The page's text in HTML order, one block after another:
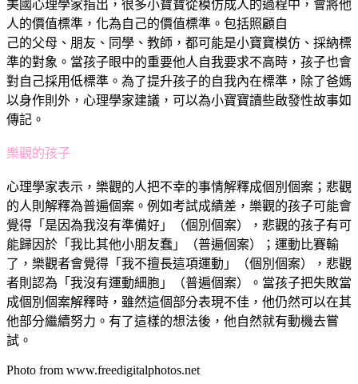
美國心理學家指出，很多小寶寶從模仿成人的過程中，會將他
人的價值標準，化為自己的價值標準。包括照顧自
己的父母、朋友、同學、教師，都可能是小寶寶模仿、採納標
準的對象。當孩子眼中的重要他人自我要求不高時，孩子也會
對自己採用低標準。為了提升孩子的自我內在標準，除了爸媽
以身作則外，心理學家建議，可以為小寶寶讀些啟發性故事如
傳記。
樂觀的孩子
心理學家表示，樂觀的人把不幸的事情解釋成個別個案；悲觀
的人則解釋為普遍個案。例如考試成績差，樂觀的孩子可能會
覺得「是因為我沒有準備好」（個別個案），悲觀的孩子有可
能歸因於「我比其他小朋友蠢」（普遍個案）；運動比賽輸
了，樂觀者會覺得「我不擅長這項運動」（個別個案），悲觀
者則認為「我沒有運動細胞」（普遍個案）。當孩子把失敗當
成個別個案解釋時，雖然這個部分表現不佳，他仍然可以在其
他部分繼續努力。有了這樣的想法後，他自然就有動機去嘗
試。
Photo from www.freedigitalphotos.net